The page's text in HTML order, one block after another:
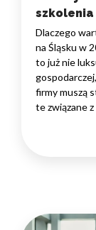
szkolenia
Dlaczego
na Śląsku w
to już nie
firmy muszą
te związane
do
To